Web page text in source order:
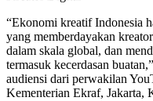
“Ekonomi kreatif Indonesia
yang memberdayakan
dalam skala global, dan
termasuk kecerdasan
audiensi dari perwakilan
Kementerian Ekraf, Jakarta,